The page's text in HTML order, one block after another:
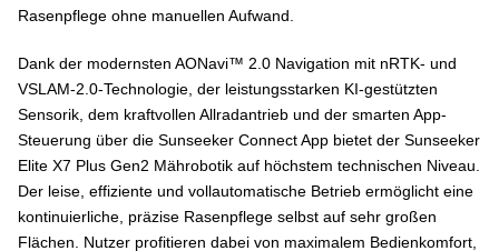
Rasenpflege ohne manuellen Aufwand.
Dank der modernsten AONavi™ 2.0 Navigation mit nRTK- und
VSLAM-2.0-Technologie, der leistungsstarken KI-gestützten
Sensorik, dem kraftvollen Allradantrieb und der smarten App-
Steuerung über die Sunseeker Connect App bietet der Sunseeker
Elite X7 Plus Gen2 Mährobotik auf höchstem technischen Niveau.
Der leise, effiziente und vollautomatische Betrieb ermöglicht eine
kontinuierliche, präzise Rasenpflege selbst auf sehr großen
Flächen. Nutzer profitieren dabei von maximalem Bedienkomfort,